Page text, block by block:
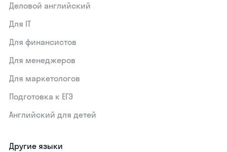
Деловой английский
Для IT
Для финансистов
Для менеджеров
Для маркетологов
Подготовка к ЕГЭ
Английский для детей
Другие языки